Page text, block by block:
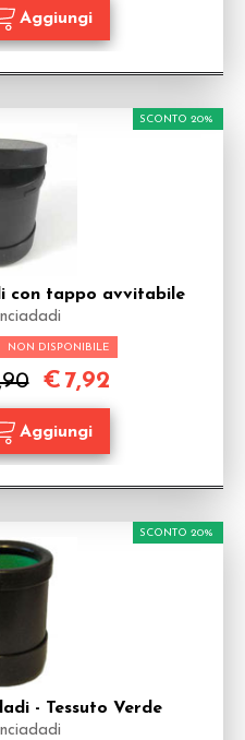
con tappo avvitabile
NON DISPONIBILE
SCONTO 20%
€ 7,92
- Tessuto Verde
SCONTO 20%